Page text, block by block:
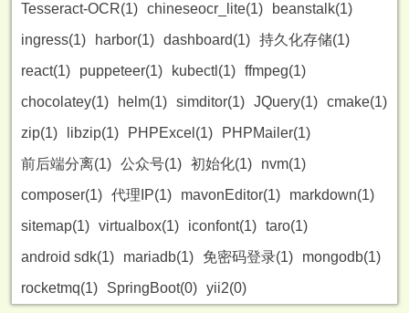
Tesseract-OCR(1) chineseocr_lite(1)
beanstalk(1)
ingress(1)
harbor(1) dashboard(1) 持久化存储(1)
react(1)
puppeteer(1) kubectl(1) ffmpeg(1)
chocolatey(1)
helm(1) simditor(1) JQuery(1) cmake(1)
zip(1)
libzip(1) PHPExcel(1)
PHPMailer(1)
前后端分离(1) 公众号(1) 初始化(1)
nvm(1)
composer(1) 代理IP(1) mavonEditor(1)
markdown(1)
sitemap(1) virtualbox(1) iconfont(1) taro(1)
android sdk(1)
mariadb(1) 免密码登录(1)
mongodb(1)
rocketmq(1)
SpringBoot(0) yii2(0)